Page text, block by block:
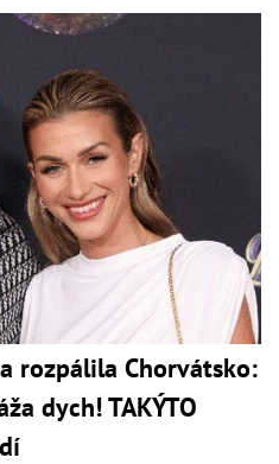
rozpálila Chorvátsko:
dych! TAKÝTO